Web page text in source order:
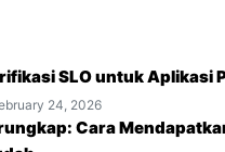
SLO untuk Aplikasi
24, 2026
Cara